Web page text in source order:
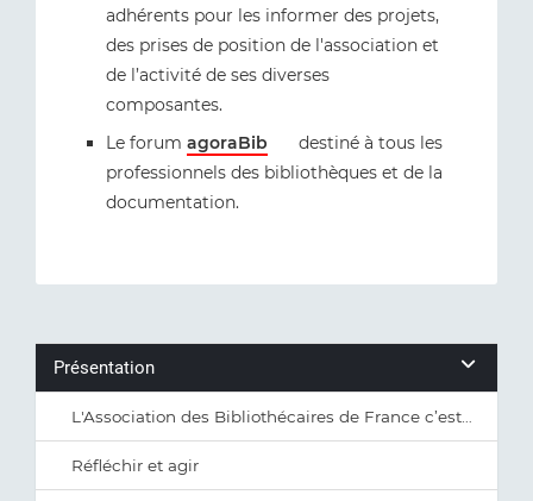
adhérents pour les informer des projets,
des prises de position de l'association et
de l’activité de ses diverses
composantes.
Le forum agoraBib
destiné à tous les
professionnels des bibliothèques et de la
documentation.
Présentation
L'Association des Bibliothécaires de France c’est…
Réfléchir et agir